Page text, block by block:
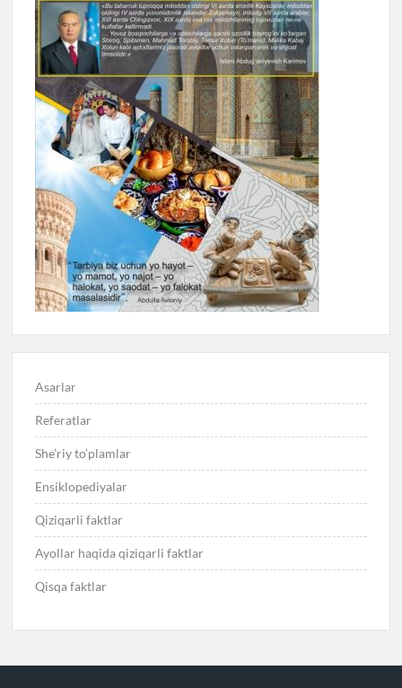
Asarlar
Referatlar
She’riy to’plamlar
Ensiklopediyalar
Qiziqarli faktlar
Ayollar haqida qiziqarli faktlar
Qisqa faktlar